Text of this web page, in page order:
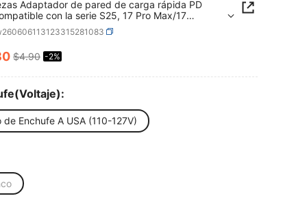
Adaptador de pared de carga rápida PD
con la serie S25, 17 Pro Max/17
Air/16/15/14/13/12/11/XS/XR/S25/S24/S23/S22/S
Ultra Plus// Serie
AND AVAILABILITY
$4.90 -2%
de Enchufe A USA (110-127V)